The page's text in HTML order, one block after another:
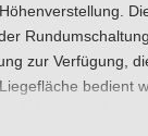
zur Verfügung,
bedient